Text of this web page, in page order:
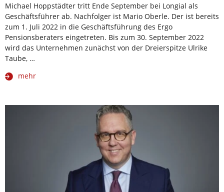
Michael Hoppstädter tritt Ende September bei Longial als
Geschäftsführer ab. Nachfolger ist Mario Oberle. Der ist bereits
zum 1. Juli 2022 in die Geschäftsführung des Ergo
Pensionsberaters eingetreten. Bis zum 30. September 2022
wird das Unternehmen zunächst von der Dreierspitze Ulrike
Taube, …
mehr